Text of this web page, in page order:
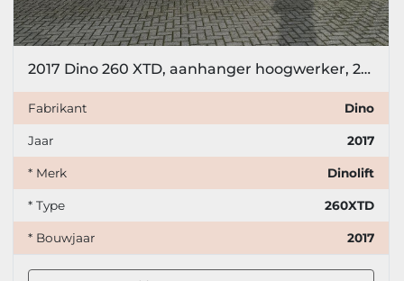
2017 Dino 260 XTD, aanhanger hoogwerker, 26 meter
Fabrikant Dino
Jaar 2017
* Merk Dinolift
* Type 260XTD
* Bouwjaar 2017